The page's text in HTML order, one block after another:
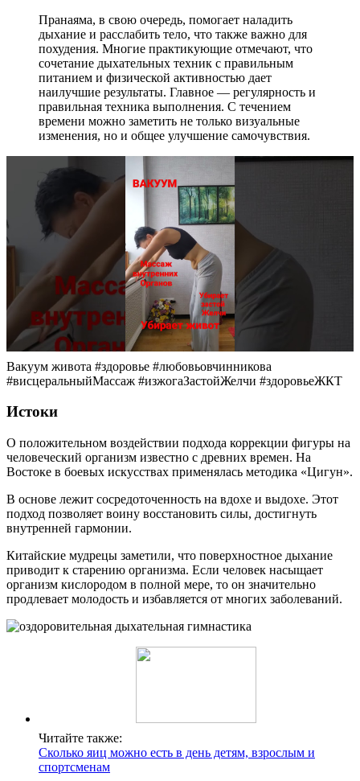
Пранаяма, в свою очередь, помогает наладить
дыхание и расслабить тело, что также важно для
похудения. Многие практикующие отмечают, что
сочетание дыхательных техник с правильным
питанием и физической активностью дает
наилучшие результаты. Главное — регулярность и
правильная техника выполнения. С течением
времени можно заметить не только визуальные
изменения, но и общее улучшение самочувствия.
Вакуум живота #здоровье #любовьовчинникова
#висцеральныйМассаж #изжогаЗастойЖелчи #здоровьеЖКТ
Истоки
О положительном воздействии подхода коррекции фигуры на
человеческий организм известно с древних времен. На
Востоке в боевых искусствах применялась методика «Цигун».
В основе лежит сосредоточенность на вдохе и выдохе. Этот
подход позволяет воину восстановить силы, достигнуть
внутренней гармонии.
Китайские мудрецы заметили, что поверхностное дыхание
приводит к старению организма. Если человек насыщает
организм кислородом в полной мере, то он значительно
продлевает молодость и избавляется от многих заболеваний.
Читайте также:
Сколько яиц можно есть в день детям, взрослым и
спортсменам